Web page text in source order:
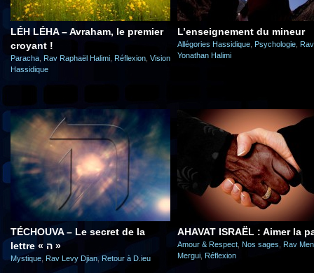
LÉH LÉHA – Avraham, le premier
croyant !
Paracha Rav Raphaël Halimi Réflexion Vision
Hassidique
L’enseignement du mineur
Allégories Hassidique Psychologie Rav
Yonathan Halimi
TÉCHOUVA – Le secret de la
lettre « ה »
Mystique Rav Levy Djian Retour à D.ieu
AHAVAT ISRAËL : Aimer la
Amour & Respect Nos sages
Rav
Mergui Réflexion